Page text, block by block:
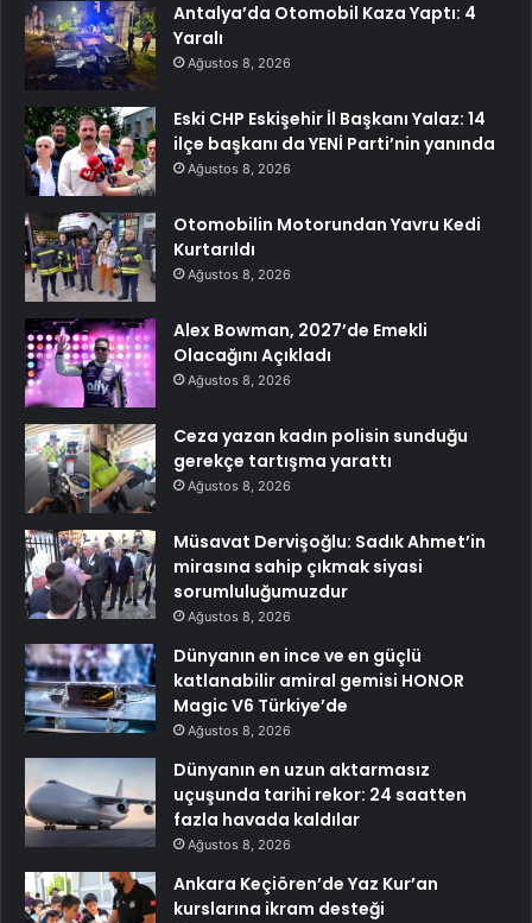
Antalya’da Otomobil Kaza Yaptı: 4
Yaralı
Ağustos 8, 2026
Eski CHP Eskişehir İl Başkanı Yalaz: 14
ilçe başkanı da YENİ Parti’nin yanında
Ağustos 8, 2026
Otomobilin Motorundan Yavru Kedi
Kurtarıldı
Ağustos 8, 2026
Alex Bowman, 2027’de Emekli
Olacağını Açıkladı
Ağustos 8, 2026
Ceza yazan kadın polisin sunduğu
gerekçe tartışma yarattı
Ağustos 8, 2026
Müsavat Dervişoğlu: Sadık Ahmet’in
mirasına sahip çıkmak siyasi
sorumluluğumuzdur
Ağustos 8, 2026
Dünyanın en ince ve en güçlü
katlanabilir amiral gemisi HONOR
Magic V6 Türkiye’de
Ağustos 8, 2026
Dünyanın en uzun aktarmasız
uçuşunda tarihi rekor: 24 saatten
fazla havada kaldılar
Ağustos 8, 2026
Ankara Keçiören’de Yaz Kur’an
kurslarına ikram desteği